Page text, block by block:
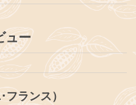
ュー
ランス）